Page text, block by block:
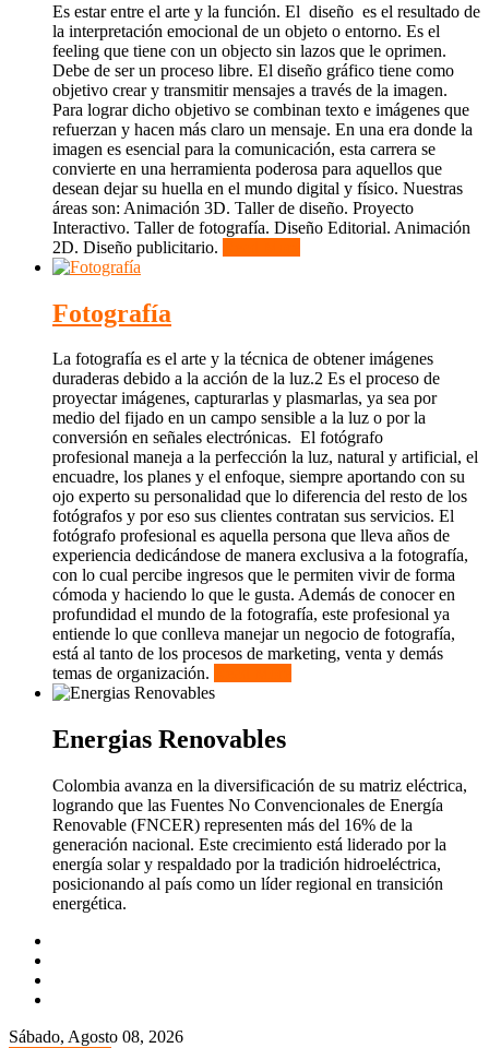
Es estar entre el arte y la función. El diseño es el resultado de
la interpretación emocional de un objeto o entorno. Es el
feeling que tiene con un objecto sin lazos que le oprimen.
Debe de ser un proceso libre. El diseño gráfico tiene como
objetivo crear y transmitir mensajes a través de la imagen.
Para lograr dicho objetivo se combinan texto e imágenes que
refuerzan y hacen más claro un mensaje. En una era donde la
imagen es esencial para la comunicación, esta carrera se
convierte en una herramienta poderosa para aquellos que
desean dejar su huella en el mundo digital y físico. Nuestras
áreas son: Animación 3D. Taller de diseño. Proyecto
Interactivo. Taller de fotografía. Diseño Editorial. Animación
2D. Diseño publicitario.
Fotografía
La fotografía es el arte y la técnica de obtener imágenes
duraderas debido a la acción de la luz.2​ Es el proceso de
proyectar imágenes, capturarlas y plasmarlas, ya sea por
medio del fijado en un campo sensible a la luz o por la
conversión en señales electrónicas. El fotógrafo
profesional maneja a la perfección la luz, natural y artificial, el
encuadre, los planes y el enfoque, siempre aportando con su
ojo experto su personalidad que lo diferencia del resto de los
fotógrafos y por eso sus clientes contratan sus servicios. El
fotógrafo profesional es aquella persona que lleva años de
experiencia dedicándose de manera exclusiva a la fotografía,
con lo cual percibe ingresos que le permiten vivir de forma
cómoda y haciendo lo que le gusta. Además de conocer en
profundidad el mundo de la fotografía, este profesional ya
entiende lo que conlleva manejar un negocio de fotografía,
está al tanto de los procesos de marketing, venta y demás
temas de organización.
Energias Renovables
Colombia avanza en la diversificación de su matriz eléctrica,
logrando que las Fuentes No Convencionales de Energía
Renovable (FNCER) representen más del 16% de la
generación nacional. Este crecimiento está liderado por la
energía solar y respaldado por la tradición hidroeléctrica,
posicionando al país como un líder regional en transición
energética.
Sábado, Agosto 08, 2026